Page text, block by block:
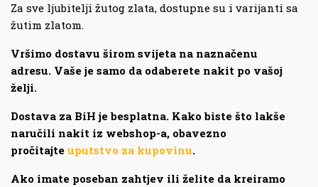
Za sve ljubitelji žutog zlata, dostupne su i varijanti sa
žutim zlatom.
Vršimo dostavu širom svijeta na naznačenu
adresu. Vaše je samo da odaberete nakit po vašoj
želji.
Dostava za BiH je besplatna. Kako biste što lakše
naručili nakit iz webshop-a, obavezno
pročitajte uputstvo za kupovinu.
Ako imate poseban zahtjev ili želite da kreiramo